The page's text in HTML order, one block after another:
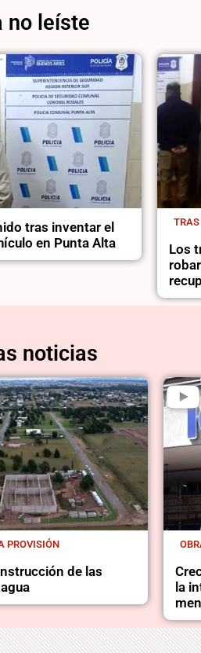
no leíste
tras inventar el
en Punta Alta
Los
noticias
PROVISIÓN
de las
la